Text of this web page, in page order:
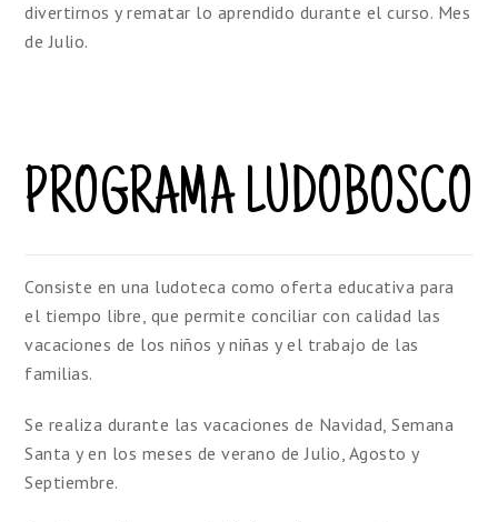
divertirnos y rematar lo aprendido durante el curso. Mes
de Julio.
PROGRAMA LUDOBOSCO
Consiste en una ludoteca como oferta educativa para
el tiempo libre, que permite conciliar con calidad las
vacaciones de los niños y niñas y el trabajo de las
familias.
Se realiza durante las vacaciones de Navidad, Semana
Santa y en los meses de verano de Julio, Agosto y
Septiembre.